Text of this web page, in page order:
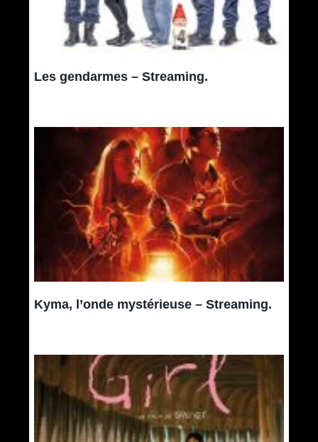
Les gendarmes – Streaming.
Kyma, l’onde mystérieuse – Streaming.